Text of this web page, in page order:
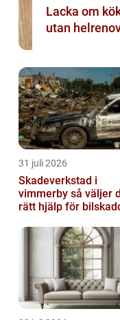
Lacka om
utan
31 juli 2026
Skadeverkstad i
vimmerby så väljer du
rätt hjälp för